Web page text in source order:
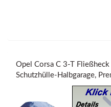
Opel Corsa C 3-T
Schutzhülle-Halbgarage,